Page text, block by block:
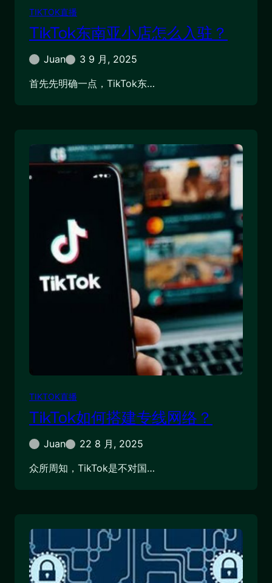
TIKTOK直播
TikTok东南亚小店怎么入驻？
Juan
3 9 月, 2025
首先先明确一点，TikTok东…
TIKTOK直播
TikTok如何搭建专线网络？
Juan
22 8 月, 2025
众所周知，TikTok是不对国…